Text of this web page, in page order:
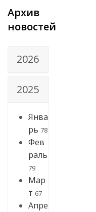
Архив
новостей
2026
2025
Янва
рь 78
Фев
раль
79
Мар
т 67
Апре